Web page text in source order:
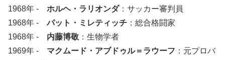
1968年 - ホルヘ・ラリオンダ：サッカー審判員
1968年 -パット・ミレティッチ ：総合格闘家
1968年 - 内藤博敬 ：生物学者
1969年 - マクムード・アブドゥル＝ラウーフ ：元プロバ